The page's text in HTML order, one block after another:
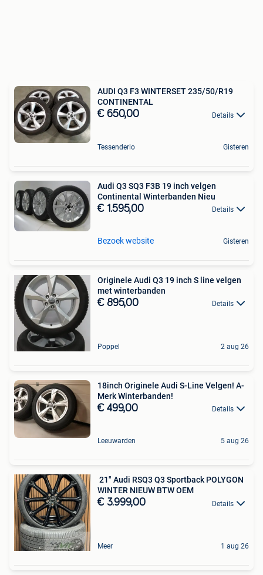
AUDI Q3 F3 WINTERSET 235/50/R19
CONTINENTAL
€ 650,00 Details
Tessenderlo Gisteren
Audi Q3 SQ3 F3B 19 inch velgen
Continental Winterbanden Nieu
€ 1.595,00 Details
Bezoek website Gisteren
Originele Audi Q3 19 inch S line velgen
met winterbanden
€ 895,00 Details
Poppel 2 aug 26
18inch Originele Audi S-Line Velgen! A-
Merk Winterbanden!
€ 499,00 Details
Leeuwarden 5 aug 26
️ 21" Audi RSQ3 Q3 Sportback POLYGON
WINTER NIEUW BTW OEM
€ 3.999,00 Details
Meer 1 aug 26